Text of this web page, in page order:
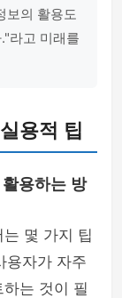
보의 활용도
라고 미래를
용적 팁
용하는 방
몇 가지 팁
용자가 자주
는 것이 필